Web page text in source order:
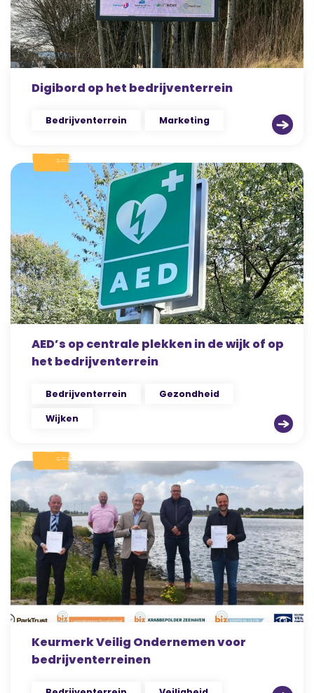
Digibord op het bedrijventerrein
Bedrijventerrein Marketing
AED’s op centrale plekken in de wijk of op
het bedrijventerrein
Bedrijventerrein Gezondheid
Wijken
Keurmerk Veilig Ondernemen voor
bedrijventerreinen